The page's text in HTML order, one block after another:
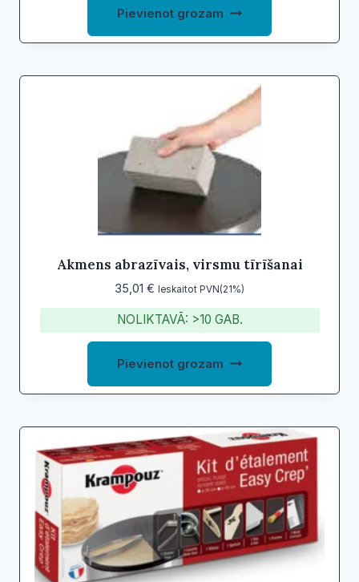
Pievienot grozam
Akmens abrazīvais, virsmu tīrīšanai
35,01 € Ieskaitot PVN(21%)
NOLIKTAVĀ: >10 GAB.
Pievienot grozam